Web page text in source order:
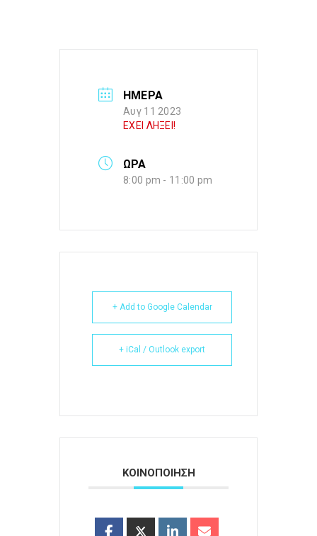
ΗΜΕΡΑ
Αυγ 11 2023
ΕΧΕΙ ΛΗΞΕΙ!
ΩΡΑ
8:00 pm - 11:00 pm
+ Add to Google Calendar
+ iCal / Outlook export
ΚΟΙΝΟΠΟΙΗΣΗ